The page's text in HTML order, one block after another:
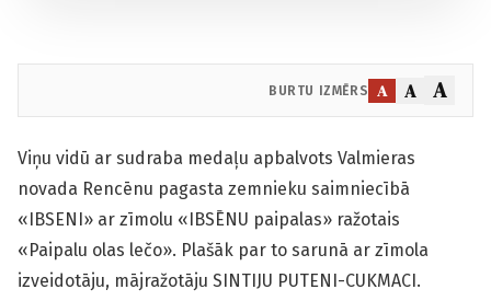
BURTU IZMĒRS A A A
Viņu vidū ar sudraba medaļu apbalvots Valmieras
novada Rencēnu pagasta zemnieku saimniecībā
«IBSENI» ar zīmolu «IBSĒNU paipalas» ražotais
«Paipalu olas lečo». Plašāk par to sarunā ar zīmola
izveidotāju, mājražotāju SINTIJU PUTENI-CUKMACI.